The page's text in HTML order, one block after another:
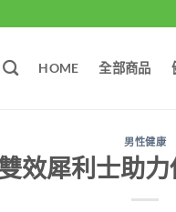
HOME 全部商品
男性健康
效犀利士助力